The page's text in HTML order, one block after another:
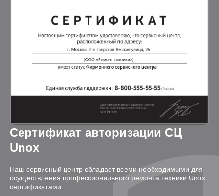
Сертификат авторизации СЦ
Unox
Наш сервисный центр обладает всеми необходимыми для
осуществления профессионального ремонта техники Unox
сертификатами: